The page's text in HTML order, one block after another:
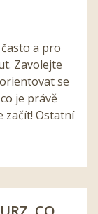
a pro
Zavolejte
se
je právě
začít! Ostatní